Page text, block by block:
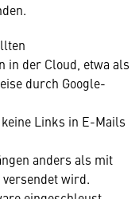
der Cloud, etwa als
durch Google-
Links in E-Mails
anders als mit
wird.